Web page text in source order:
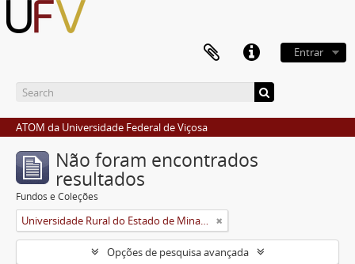
Entrar
ATOM da Universidade Federal de Viçosa
Não foram encontrados
resultados
Fundos e Coleções
Universidade Rural do Estado de Minas Gerais (Uremg)
Opções de pesquisa avançada